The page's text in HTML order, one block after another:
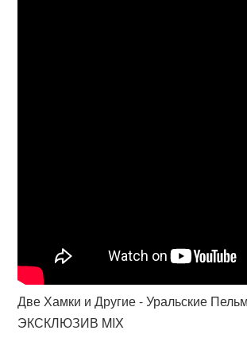
Две Хамки и Другие - Уральские
ЭКСКЛЮЗИВ MIX